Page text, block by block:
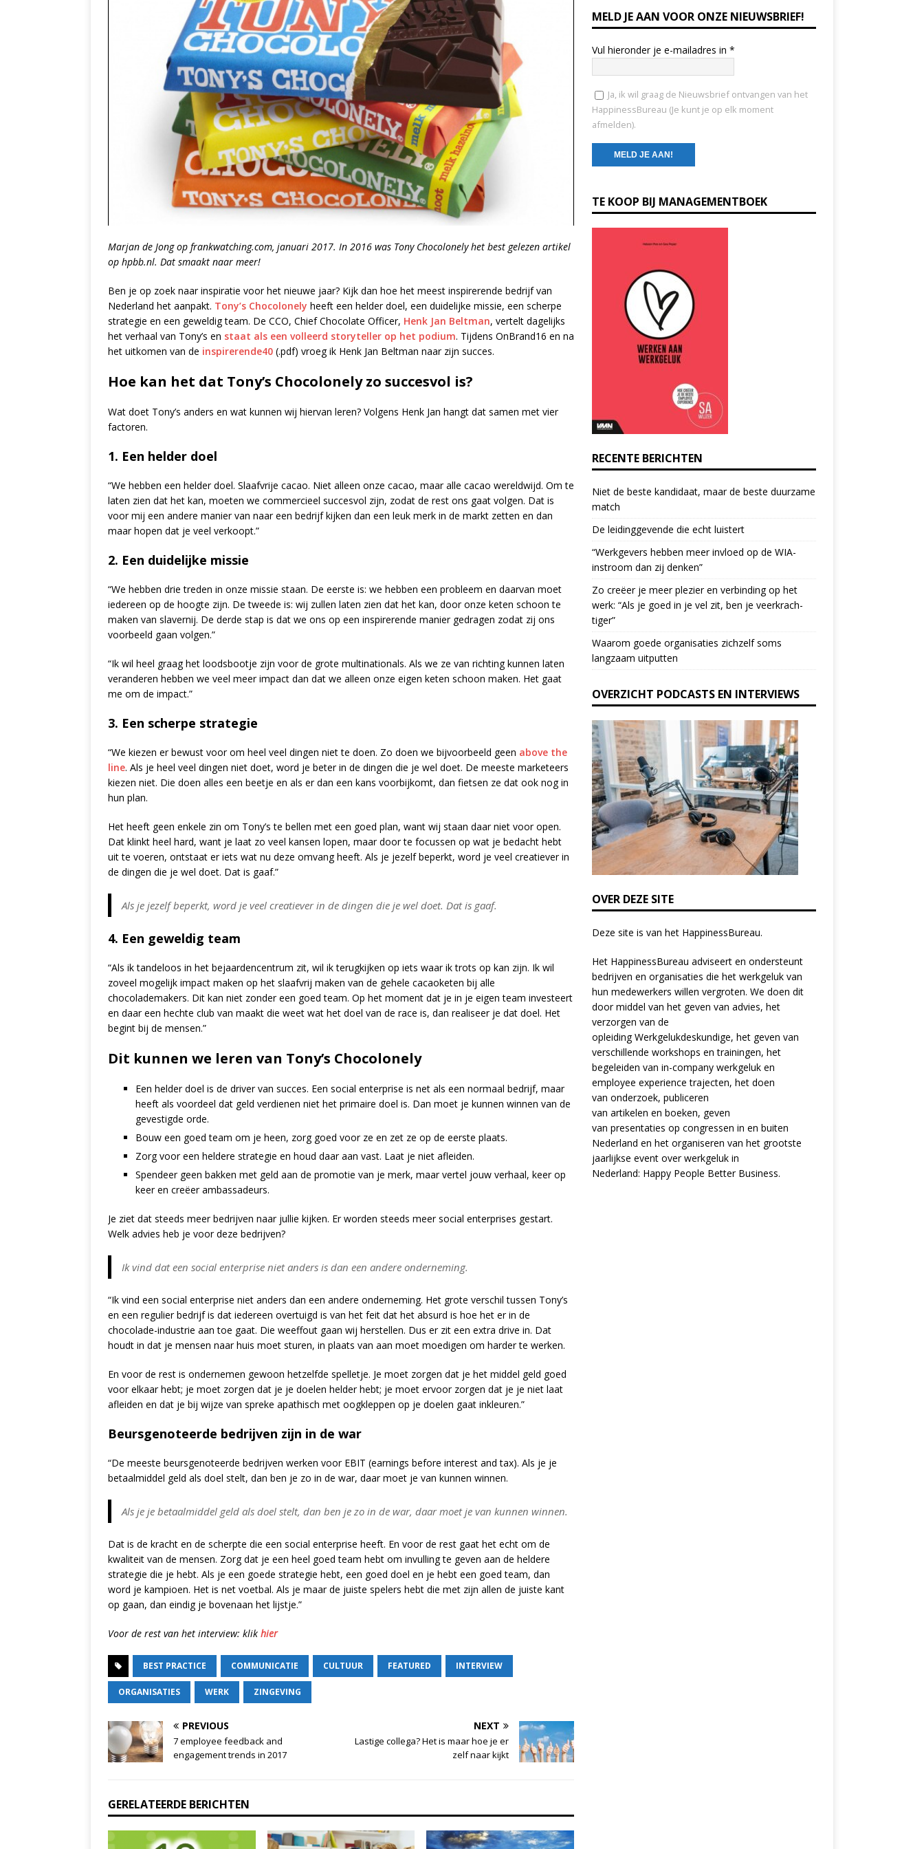
Marjan de Jong op frankwatching.com, januari 2017. In 2016 was Tony Chocolonely het best gelezen artikel
op hpbb.nl. Dat smaakt naar meer!
Ben je op zoek naar inspiratie voor het nieuwe jaar? Kijk dan hoe het meest inspirerende bedrijf van
Nederland het aanpakt. Tony’s Chocolonely heeft een helder doel, een duidelijke missie, een scherpe
strategie en een geweldig team. De CCO, Chief Chocolate Officer, Henk Jan Beltman, vertelt dagelijks
het verhaal van Tony’s en staat als een volleerd storyteller op het podium. Tijdens OnBrand16 en na
het uitkomen van de inspirerende40 (.pdf) vroeg ik Henk Jan Beltman naar zijn succes.
Hoe kan het dat Tony’s Chocolonely zo succesvol is?
Wat doet Tony’s anders en wat kunnen wij hiervan leren? Volgens Henk Jan hangt dat samen met vier
factoren.
1. Een helder doel
“We hebben een helder doel. Slaafvrije cacao. Niet alleen onze cacao, maar alle cacao wereldwijd. Om te
laten zien dat het kan, moeten we commercieel succesvol zijn, zodat de rest ons gaat volgen. Dat is
voor mij een andere manier van naar een bedrijf kijken dan een leuk merk in de markt zetten en dan
maar hopen dat je veel verkoopt.”
2. Een duidelijke missie
“We hebben drie treden in onze missie staan. De eerste is: we hebben een probleem en daarvan moet
iedereen op de hoogte zijn. De tweede is: wij zullen laten zien dat het kan, door onze keten schoon te
maken van slavernij. De derde stap is dat we ons op een inspirerende manier gedragen zodat zij ons
voorbeeld gaan volgen.”
“Ik wil heel graag het loodsbootje zijn voor de grote multinationals. Als we ze van richting kunnen laten
veranderen hebben we veel meer impact dan dat we alleen onze eigen keten schoon maken. Het gaat
me om de impact.”
3. Een scherpe strategie
“We kiezen er bewust voor om heel veel dingen niet te doen. Zo doen we bijvoorbeeld geen above the
line. Als je heel veel dingen niet doet, word je beter in de dingen die je wel doet. De meeste marketeers
kiezen niet. Die doen alles een beetje en als er dan een kans voorbijkomt, dan fietsen ze dat ook nog in
hun plan.
Het heeft geen enkele zin om Tony’s te bellen met een goed plan, want wij staan daar niet voor open.
Dat klinkt heel hard, want je laat zo veel kansen lopen, maar door te focussen op wat je bedacht hebt
uit te voeren, ontstaat er iets wat nu deze omvang heeft. Als je jezelf beperkt, word je veel creatiever in
de dingen die je wel doet. Dat is gaaf.”
Als je jezelf beperkt, word je veel creatiever in de dingen die je wel doet. Dat is gaaf.
4. Een geweldig team
“Als ik tandeloos in het bejaardencentrum zit, wil ik terugkijken op iets waar ik trots op kan zijn. Ik wil
zoveel mogelijk impact maken op het slaafvrij maken van de gehele cacaoketen bij alle
chocolademakers. Dit kan niet zonder een goed team. Op het moment dat je in je eigen team investeert
en daar een hechte club van maakt die weet wat het doel van de race is, dan realiseer je dat doel. Het
begint bij de mensen.”
Dit kunnen we leren van Tony’s Chocolonely
Een helder doel is de driver van succes. Een social enterprise is net als een normaal bedrijf, maar
heeft als voordeel dat geld verdienen niet het primaire doel is. Dan moet je kunnen winnen van de
gevestigde orde.
Bouw een goed team om je heen, zorg goed voor ze en zet ze op de eerste plaats.
Zorg voor een heldere strategie en houd daar aan vast. Laat je niet afleiden.
Spendeer geen bakken met geld aan de promotie van je merk, maar vertel jouw verhaal, keer op
keer en creëer ambassadeurs.
Je ziet dat steeds meer bedrijven naar jullie kijken. Er worden steeds meer social enterprises gestart.
Welk advies heb je voor deze bedrijven?
Ik vind dat een social enterprise niet anders is dan een andere onderneming.
“Ik vind een social enterprise niet anders dan een andere onderneming. Het grote verschil tussen Tony’s
en een regulier bedrijf is dat iedereen overtuigd is van het feit dat het absurd is hoe het er in de
chocolade-industrie aan toe gaat. Die weeffout gaan wij herstellen. Dus er zit een extra drive in. Dat
houdt in dat je mensen naar huis moet sturen, in plaats van aan moet moedigen om harder te werken.
En voor de rest is ondernemen gewoon hetzelfde spelletje. Je moet zorgen dat je het middel geld goed
voor elkaar hebt; je moet zorgen dat je je doelen helder hebt; je moet ervoor zorgen dat je je niet laat
afleiden en dat je bij wijze van spreke apathisch met oogkleppen op je doelen gaat inkleuren.”
Beursgenoteerde bedrijven zijn in de war
“De meeste beursgenoteerde bedrijven werken voor EBIT (earnings before interest and tax). Als je je
betaalmiddel geld als doel stelt, dan ben je zo in de war, daar moet je van kunnen winnen.
Als je je betaalmiddel geld als doel stelt, dan ben je zo in de war, daar moet je van kunnen winnen.
Dat is de kracht en de scherpte die een social enterprise heeft. En voor de rest gaat het echt om de
kwaliteit van de mensen. Zorg dat je een heel goed team hebt om invulling te geven aan de heldere
strategie die je hebt. Als je een goede strategie hebt, een goed doel en je hebt een goed team, dan
word je kampioen. Het is net voetbal. Als je maar de juiste spelers hebt die met zijn allen de juiste kant
op gaan, dan eindig je bovenaan het lijstje.”
Voor de rest van het interview: klik hier
BEST PRACTICE COMMUNICATIE CULTUUR FEATURED INTERVIEW
ORGANISATIES WERK ZINGEVING
PREVIOUS
7 employee feedback and
engagement trends in 2017
NEXT
Lastige collega? Het is maar hoe je er
zelf naar kijkt
GERELATEERDE BERICHTEN
MELD JE AAN VOOR ONZE NIEUWSBRIEF!
Vul hieronder je e-mailadres in *
Ja, ik wil graag de Nieuwsbrief ontvangen van het
HappinessBureau (Je kunt je op elk moment
afmelden).
o
n
s
.
P
l
e
a
s
e
l
e
a
v
e
t
h
i
f
e
l
d
b
l
a
n
k
.
TE KOOP BIJ MANAGEMENTBOEK
RECENTE BERICHTEN
Niet de beste kandidaat, maar de beste duurzame
match
De leidinggevende die echt luistert
“Werkgevers hebben meer invloed op de WIA-
instroom dan zij denken”
Zo creëer je meer plezier en verbinding op het
werk: “Als je goed in je vel zit, ben je veerkrach­
tiger”
Waarom goede organisaties zichzelf soms
langzaam uitputten
OVERZICHT PODCASTS EN INTERVIEWS
OVER DEZE SITE
Deze site is van het HappinessBureau.
Het HappinessBureau adviseert en ondersteunt
bedrijven en organisaties die het werkgeluk van
hun medewerkers willen vergroten. We doen dit
door middel van het geven van advies, het
verzorgen van de
opleidingWerkgelukdeskundige, het geven van
verschillende workshops en trainingen, het
begeleiden van in-company werkgeluk en
employee experiencetrajecten, het doen
van onderzoek, publiceren
van artikelen en boeken, geven
van presentaties op congressen in en buiten
Nederland en het organiseren van het grootste
jaarlijkse event over werkgeluk in
Nederland: Happy People Better Business.